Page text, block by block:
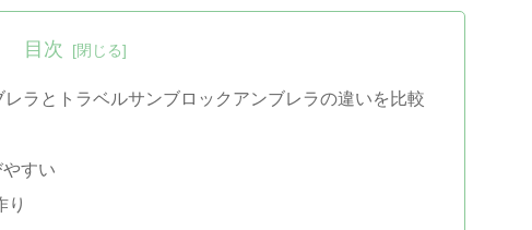
目次
ラとトラベルサンブロックアンブレラの違いを比較
すい
り